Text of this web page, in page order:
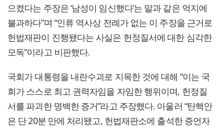
으켰다는 주장은 ‘남성이 임신했다’는 말과 같은 억지에
불과하다”며 “인류 역사상 전례가 없는 이 주장을 근거로
헌법재판이 진행됐다는 사실은 헌정질서에 대한 심각한
모독”이라고 비판했다.
국회가 대통령을 내란수괴로 지목한 것에 대해 “이는 국
회가 스스로 최고 권력자임을 자임한 행위이며, 헌정질
서를 파괴한 명백한 증거”라고 주장했다. 아울러 “탄핵안
은 단 20분 만에 처리됐고, 헌법재판소에 출석한 증언자